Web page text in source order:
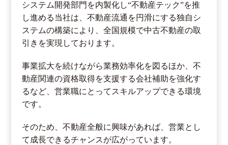
システム開発部門を内製化し“不動産テック”を推
し進める当社は、不動産流通を円滑にする独自シ
ステムの構築により、全国規模で中古不動産の取
引きを実現しております。
事業拡大を続けながら業務効率化を図るほか、不
動産関連の資格取得を支援する会社補助を強化す
るなど、営業職にとってスキルアップできる環境
です。
そのため、不動産全般に興味があれば、営業とし
て成長できるチャンスが広がっています。